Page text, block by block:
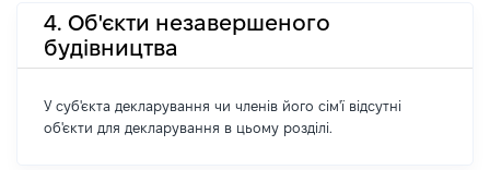
4. Об'єкти незавершеного
будівництва
У суб'єкта декларування чи членів його сім'ї відсутні
об'єкти для декларування в цьому розділі.